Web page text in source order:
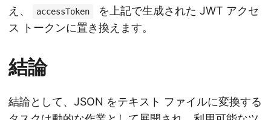
え、 accessToken
を上記で生成された JWT アクセ
ス トークンに置き換えます。
結論
結論として、JSON をテキスト ファイルに変換する